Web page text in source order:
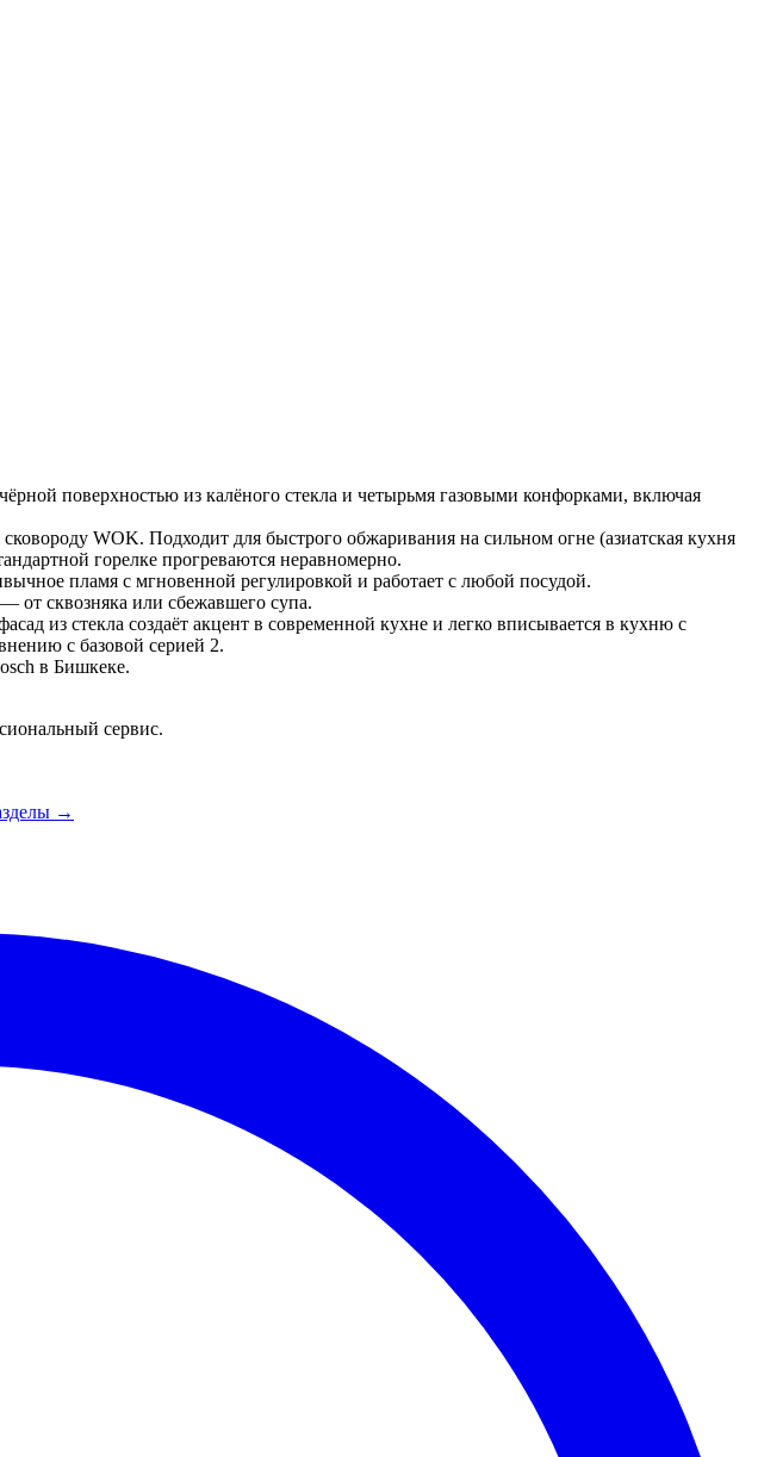
WOK. Подходит для быстрого обжаривания на сильном огне (азиатская кухня
горелке прогреваются неравномерно.
пламя с мгновенной регулировкой и работает с любой посудой.
от сквозняка или сбежавшего супа.
из стекла создаёт акцент в современной кухне и легко вписывается в кухню с
с базовой серией 2.
в Бишкеке.
сервис.
→